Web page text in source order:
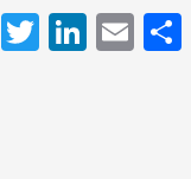
FacebookTwitter LinkedInEmail